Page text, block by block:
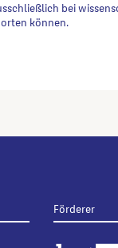
bei
können.
Förderer